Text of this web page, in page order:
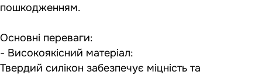
пошкодженням.
Основні переваги:
- Високоякісний матеріал:
Твердий силікон забезпечує міцність та